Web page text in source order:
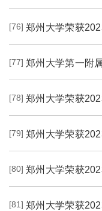
[76]
[77]
[78]
[79]
[80]
[81]